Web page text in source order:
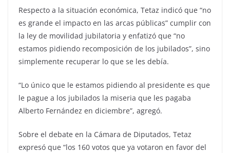
Respecto a la situación económica, Tetaz indicó que “no
es grande el impacto en las arcas públicas” cumplir con
la ley de movilidad jubilatoria y enfatizó que “no
estamos pidiendo recomposición de los jubilados”, sino
simplemente recuperar lo que se les debía.
“Lo único que le estamos pidiendo al presidente es que
le pague a los jubilados la miseria que les pagaba
Alberto Fernández en diciembre”, agregó.
Sobre el debate en la Cámara de Diputados, Tetaz
expresó que “los 160 votos que ya votaron en favor del